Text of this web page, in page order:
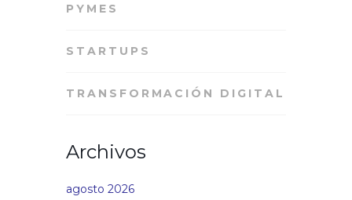
PYMES
STARTUPS
TRANSFORMACIÓN DIGITAL
Archivos
agosto 2026